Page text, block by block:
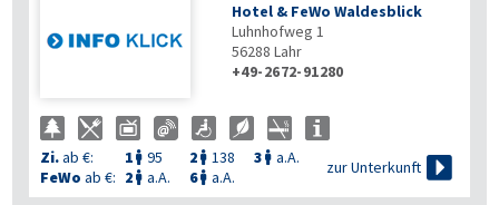
Hotel & FeWo Waldesblick
Luhnhofweg 1
56288 Lahr
+49-2672-91280
Zi.ab €: 1  95 2  138 3  a.A.
FeWo ab €: 2  a.A. 6 a.A.
zur Unterkunft 